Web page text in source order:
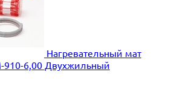
Нагревательный мат
910-6,00 Двухжильный